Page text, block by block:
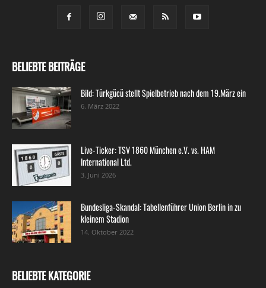
BELIEBTE BEITRÄGE
Bild: Türkgücü stellt Spielbetrieb nach dem 19.März ein
6. März 2022
Live-Ticker: TSV 1860 München e.V. vs. HAM
International Ltd.
3. Juni 2026
Bundesliga-Skandal: Tabellenführer Union Berlin in zu
kleinem Stadion
14. Oktober 2022
BELIEBTE KATEGORIE